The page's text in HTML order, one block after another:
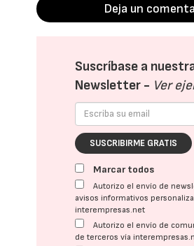
Deja un
Suscríbase a
Newsletter - Ver
SUSCRIBIRME GRATIS
Marcar todos
Autorizo el envío de
avisos informativos
interempresas.net
Autorizo el envío de
de terceros vía